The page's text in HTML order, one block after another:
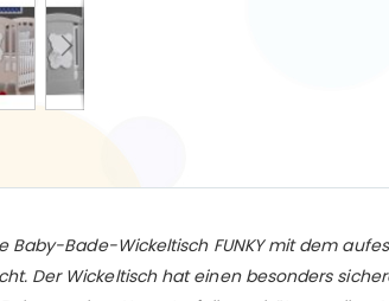
Bade-Wickeltisch FUNKY mit dem
Der Wickeltisch hat einen besonders